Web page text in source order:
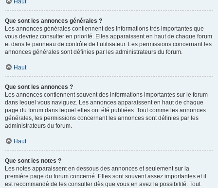
Haut
Que sont les annonces générales ?
Les annonces générales contiennent des informations très importantes que
vous devriez consulter en priorité. Elles apparaissent en haut de chaque forum
et dans le panneau de contrôle de l’utilisateur. Les permissions concernant les
annonces générales sont définies par les administrateurs du forum.
Haut
Que sont les annonces ?
Les annonces contiennent souvent des informations importantes sur le forum
dans lequel vous naviguez. Les annonces apparaissent en haut de chaque
page du forum dans lequel elles ont été publiées. Tout comme les annonces
générales, les permissions concernant les annonces sont définies par les
administrateurs du forum.
Haut
Que sont les notes ?
Les notes apparaissent en dessous des annonces et seulement sur la
première page du forum concerné. Elles sont souvent assez importantes et il
est recommandé de les consulter dès que vous en avez la possibilité. Tout